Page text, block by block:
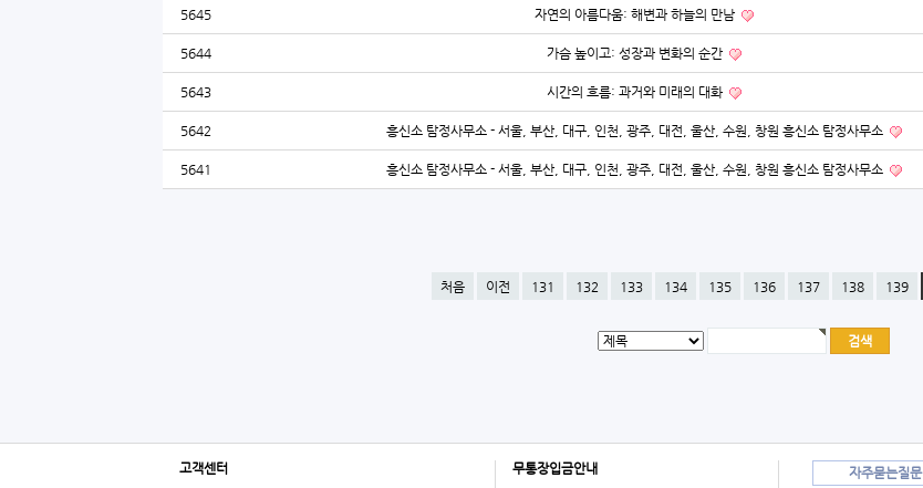
5645 자연의 아름다움: 해변과 하늘의 만남
5644 가슴 높이고: 성장과 변화의 순간
5643 시간의 흐름: 과거와 미래의 대화
5642 흥신소 탐정사무소 - 서울, 부산, 대구, 인천, 광주, 대전, 울산, 수원, 창원 흥신소 탐정사무소
5641 흥신소 탐정사무소 - 서울, 부산, 대구, 인천, 광주, 대전, 울산, 수원, 창원 흥신소 탐정사무소
처음 이전 131 132 133 134 135 136 137 138 139
고객센터 무통장입금안내 자주묻는질문